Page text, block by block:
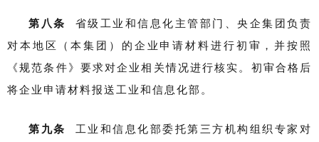
第八条
省级工业和信息化主管部门、央企集团负责
对本地区（本集团）的企业申请材料进行初审，并按照
《规范条件》要求对企业相关情况进行核实。初审合格后
将企业申请材料报送工业和信息化部。
第九条
工业和信息化部委托第三方机构组织专家对